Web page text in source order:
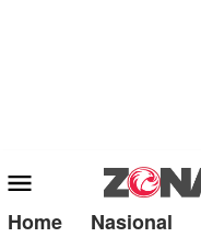
Mobile
Menu
Home Nasional